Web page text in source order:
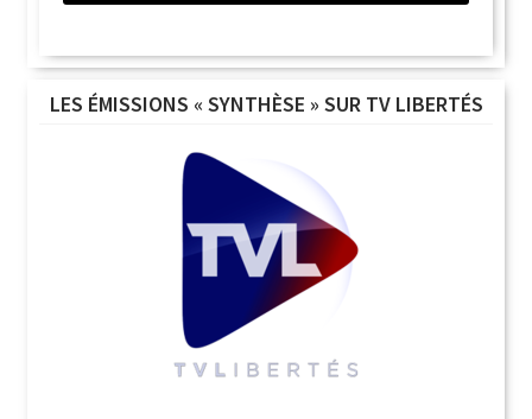
LES ÉMISSIONS « SYNTHÈSE » SUR TV LIBERTÉS